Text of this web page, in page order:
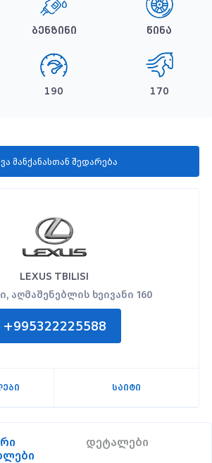
ბენზინი წინა
190 170
მანქანასთან შედარება
LEXUS TBILISI
აღმაშენებლის ხეივანი 160
+995322225588
საიტი
დეტალები